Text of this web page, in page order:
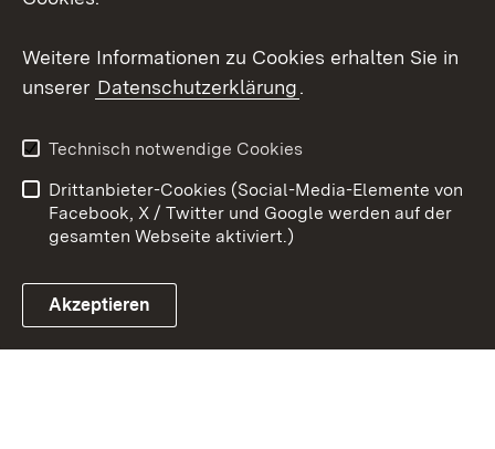
Link zum Landesportal
Kontakt
Datenschutz
Barrierefreiheit
Impressum Cookies
Weitere Informationen zu Cookies erhalten Sie in
unserer Datenschutzerklärung.
Technisch notwendige Cookies
Drittanbieter-Cookies (Social-Media-Elemente von
Facebook, X / Twitter und Google werden auf der
gesamten Webseite aktiviert.)
Akzeptieren